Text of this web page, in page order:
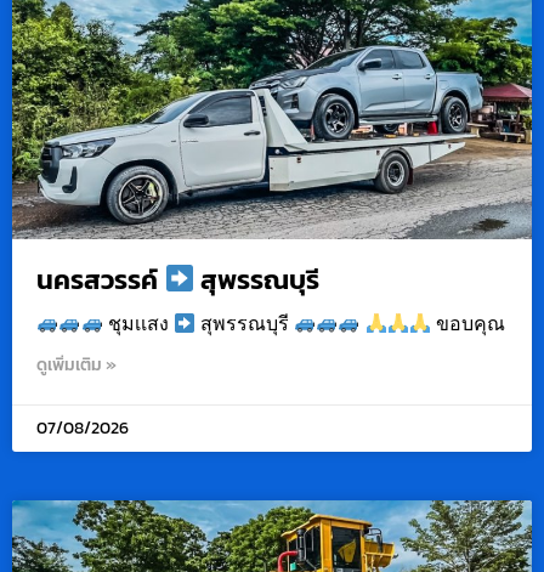
นครสวรรค์ สุพรรณบุรี
ชุมเเสง สุพรรณบุรี ขอบคุณ
ดูเพิ่มเติม »
07/08/2026